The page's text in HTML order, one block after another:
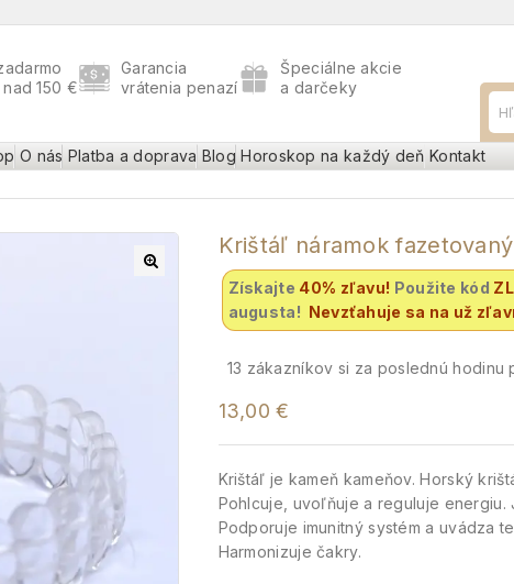
150 €
Garancia
vrátenia penazí
Špeciálne akcie
a darčeky
O nás Platba a doprava Blog Horoskop na každý deň Kontakt
Krištáľ náramok fazetovaný
Získajte 40% zľavu! Použite kód
augusta! Nevzťahuje sa na už
13 zákazníkov si za poslednú hodinu
13,00€
Krištáľ je kameň kameňov. Horský
Pohlcuje, uvoľňuje a reguluje
Podporuje imunitný systém a uvádza
Harmonizuje čakry.